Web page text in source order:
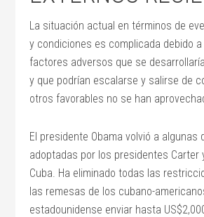
La situación actual en términos de
y condiciones es complicada debido
factores adversos que se
y que podrían escalarse y salirse de
otros favorables no se han
El presidente Obama volvió a algunas
adoptadas por los presidentes Carter
Cuba. Ha eliminado todas las
las remesas de los cubano-
estadounidense enviar hasta